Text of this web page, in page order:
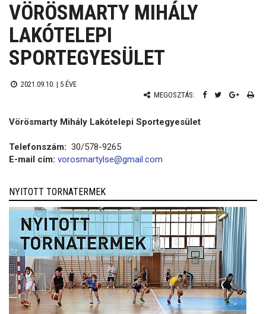
VÖRÖSMARTY MIHÁLY
LAKÓTELEPI
SPORTEGYESÜLET
2021.09.10. | 5 ÉVE
MEGOSZTÁS:
Vörösmarty Mihály Lakótelepi Sportegyesület
Telefonszám: 30/578-9265
E-mail cím: vorosmartylse@gmail.com
NYITOTT TORNATERMEK